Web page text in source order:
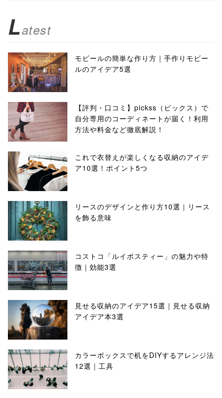
Latest
モビールの簡単な作り方｜手作りモビー
ルのアイデア5選
【評判・口コミ】pickss（ピックス）で
自分専用のコーディネートが届く！利用
方法や料金など徹底解説！
これで衣替えが楽しくなる収納のアイデ
ア10選！ポイント5つ
リースのデザインと作り方10選｜リース
を飾る意味
コストコ「ルイボスティー」の魅力や特
徴｜効能3選
見せる収納のアイデア15選｜見せる収納
アイデア本3選
カラーボックスで机をDIYするアレンジ法
12選｜工具